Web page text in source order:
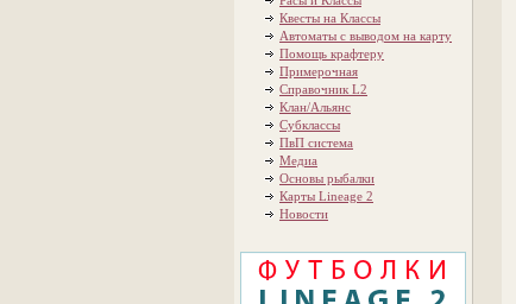
Квесты на Классы
Автоматы с выводом на карту
Помощь крафтеру
Примерочная
Справочник L2
Клан/Альянс
Субклассы
ПвП система
Медиа
Основы рыбалки
Карты Lineage 2
Новости